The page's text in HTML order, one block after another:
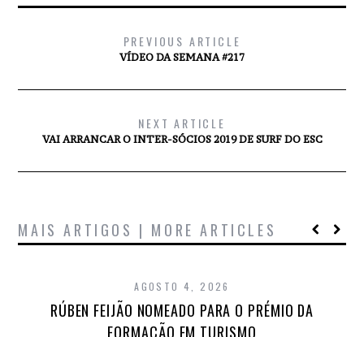
PREVIOUS ARTICLE
VÍDEO DA SEMANA #217
NEXT ARTICLE
VAI ARRANCAR O INTER-SÓCIOS 2019 DE SURF DO ESC
MAIS ARTIGOS | MORE ARTICLES
AGOSTO 4, 2026
RÚBEN FEIJÃO NOMEADO PARA O PRÉMIO DA
FORMAÇÃO EM TURISMO